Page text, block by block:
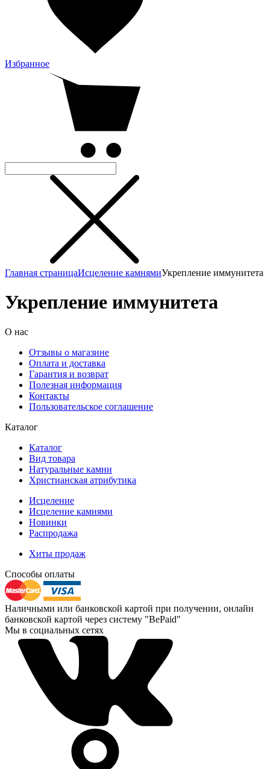
Избранное
Главная страницаИсцеление камнямиУкрепление иммунитета
Укрепление иммунитета
О нас
Отзывы о магазине
Оплата и доставка
Гарантия и возврат
Полезная информация
Контакты
Пользовательское соглашение
Каталог
Каталог
Вид товара
Натуральные камни
Христианская атрибутика
Исцеление
Исцеление камнями
Новинки
Распродажа
Хиты продаж
Способы оплаты
Наличными или банковской картой при получении, онлайн
банковской картой через систему "BePaid"
Мы в социальных сетях